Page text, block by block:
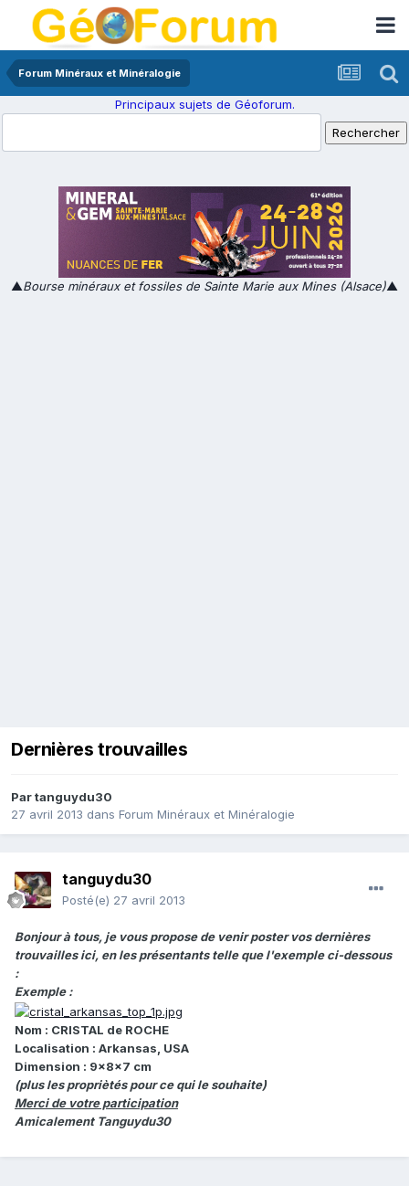
Forum Minéraux et Minéralogie
Principaux sujets de Géoforum.
▲Bourse minéraux et fossiles de Sainte Marie aux Mines (Alsace)▲
Dernières trouvailles
Partanguydu30
27 avril 2013 dans Forum Minéraux et Minéralogie
tanguydu30
Posté(e) 27 avril 2013
Bonjour à tous, je vous propose de venir poster vos dernières
trouvailles ici, en les présentants telle que l'exemple ci-dessous
:
Exemple :
Nom : CRISTAL de ROCHE
Localisation : Arkansas, USA
Dimension : 9x8x7 cm
(plus les propriètés pour ce qui le souhaite)
Merci de votre participation
Amicalement Tanguydu30